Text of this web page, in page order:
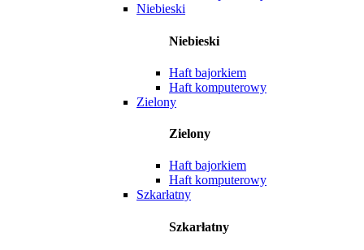
Niebieski
Niebieski
Haft bajorkiem
Haft komputerowy
Zielony
Zielony
Haft bajorkiem
Haft komputerowy
Szkarłatny
Szkarłatny